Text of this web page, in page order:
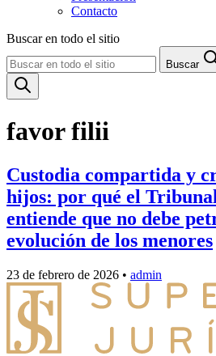
Contacto
Buscar en todo el sitio
Buscar
favor filii
Custodia compartida y
hijos: por qué el
entiende que no debe
evolución de los menores
23 de febrero de 2026 • admin